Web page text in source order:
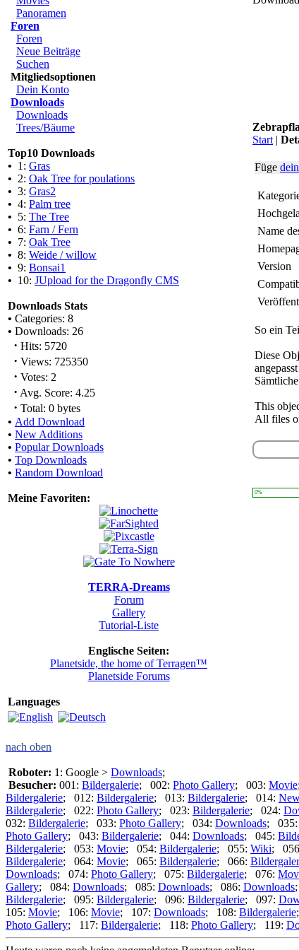
Panoramen
Foren
Foren
Neue Beiträge
Suchen
Mitgliedsoptionen
Dein Konto
Downloads
Downloads
Trees/Bäume
Top10 Downloads
• 1: Gras
• 2: Oak Tree for poulations
• 3: Gras2
• 4: Palm tree
• 5: The Tree
• 6: Farn / Fern
• 7: Oak Tree
• 8: Weide / willow
• 9: Bonsai1
• 10: JUpload for the Dragonfly CMS
Downloads Stats
• Categories: 8
• Downloads: 26
· Hits: 5720
· Views: 725350
· Votes: 2
· Avg. Score: 4.25
· Total: 0 bytes
• Add Download
• New Additions
• Popular Downloads
• Top Downloads
• Random Download
Meine Favoriten:
TERRA-Dreams
Forum
Gallery
Tutorial-Liste
Englische Seiten:
Planetside, the home of Terragen™
Planetside Forums
Languages
Start |
Füge
Name
Version
So ein
Diese
This
All files
0%
nach oben
Roboter: 1: Google > Downloads;
Besucher: 001: Bildergalerie; 002: Photo Gallery; 003: Movie
Bildergalerie; 012: Bildergalerie; 013: Bildergalerie; 014:
Bildergalerie; 022: Photo Gallery; 023: Bildergalerie; 024:
032: Bildergalerie; 033: Photo Gallery; 034: Downloads; 035:
Photo Gallery; 043: Bildergalerie; 044: Downloads; 045:
Bildergalerie; 053: Movie; 054: Bildergalerie; 055: Wiki;
Bildergalerie; 064: Movie; 065: Bildergalerie; 066:
Downloads; 074: Photo Gallery; 075: Bildergalerie; 076:
Gallery; 084: Downloads; 085: Downloads; 086: Downloads
Bildergalerie; 095: Bildergalerie; 096: Bildergalerie; 097:
105: Movie; 106: Movie; 107: Downloads; 108: Bildergalerie
Photo Gallery; 117: Bildergalerie; 118: Photo Gallery; 119: